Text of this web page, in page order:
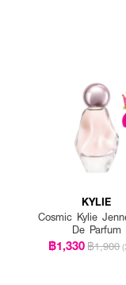
KYLIE
Cosmic Kylie
De Parfum
฿1,330฿1,900